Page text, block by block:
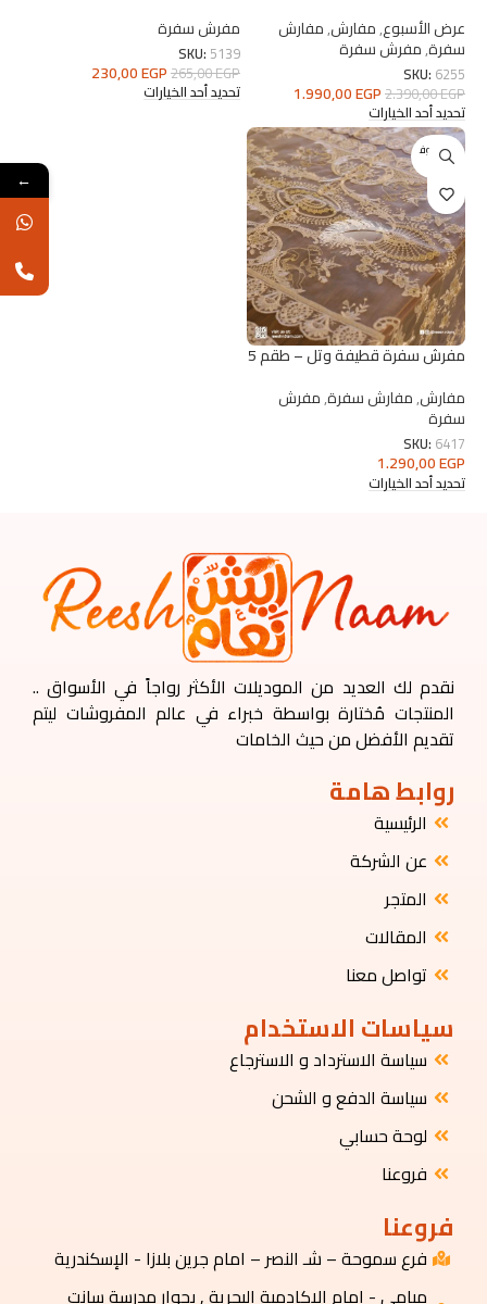
عرض الأسبوع,مفارش,مفارش
سفرة,مفرش سفرة
SKU: 6255
2.390,00EGP
1.990,00EGP
تحديد أحد الخيارات
مفرش سفرة
SKU: 5139
265,00EGP
230,00EGP
تحديد أحد الخيارات
غير متوف
ر
مفرش سفرة قطيفة وتل – طقم 5
مفارش,مفارش سفرة,مفرش
سفرة
SKU: 6417
1.290,00EGP
تحديد أحد الخيارات
نقدم لك العديد من الموديلات الأكثر رواجاً في الأسواق ..
المنتجات مُختارة بواسطة خبراء في عالم المفروشات ليتم
تقديم الأفضل من حيث الخامات
روابط هامة
الرئيسية
عن الشركة
المتجر
المقالات
تواصل معنا
سياسات الاستخدام
سياسة الاسترداد و الاسترجاع
سياسة الدفع و الشحن
لوحة حسابي
فروعنا
فروعنا
فرع سموحة – شـ النصر – امام جرين بلازا - الإسكندرية
ميامي - امام الاكادمية البحرية , بجوار مدرسة سانت
←